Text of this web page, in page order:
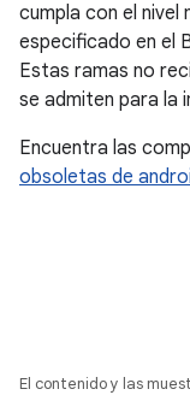
cumpla con el nivel
especificado en el
Estas ramas no
se admiten para la
Encuentra las
obsoletas de
El contenido y las